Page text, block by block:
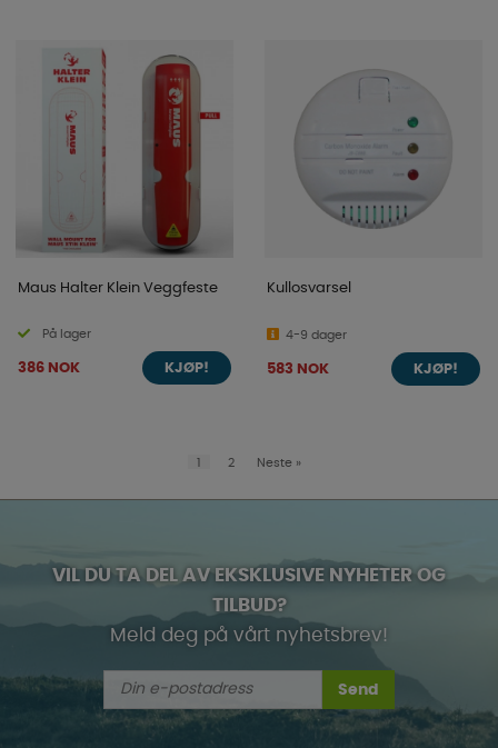
Maus Halter Klein Veggfeste
På lager
386 NOK KJØP!
Kullosvarsel
4-9 dager
583 NOK KJØP!
1 2 Neste »
VIL DU TA DEL AV EKSKLUSIVE NYHETER OG
TILBUD?
Meld deg på vårt nyhetsbrev!
Send